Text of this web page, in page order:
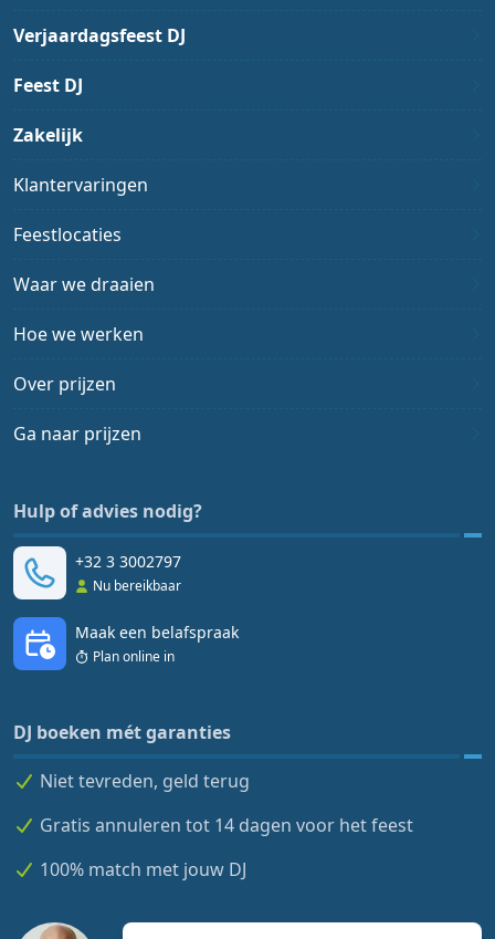
Verjaardagsfeest DJ
Feest DJ
Zakelijk
Klantervaringen
Feestlocaties
Waar we draaien
Hoe we werken
Over prijzen
Ga naar prijzen
Hulp of advies nodig?
+32 3 3002797
Nu bereikbaar
Maak een belafspraak
Plan online in
DJ boeken mét garanties
Niet tevreden, geld terug
Gratis annuleren tot 14 dagen voor het feest
100% match met jouw DJ